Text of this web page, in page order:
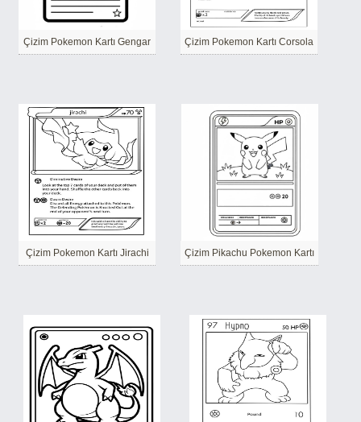
Çizim Pokemon Kartı Gengar Çizim Pokemon Kartı Corsola
Çizim Pokemon Kartı Jirachi Çizim Pikachu Pokemon Kartı